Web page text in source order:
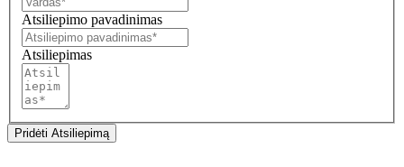
Atsiliepimo pavadinimas
Atsiliepimas
Pridėti Atsiliepimą